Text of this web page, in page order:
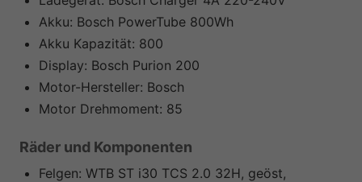
Akku: Bosch PowerTube 800Wh
Akku Kapazität: 800
Display: Bosch Purion 200
Motor-Hersteller: Bosch
Motor Drehmoment: 85
Räder und Komponenten
Felgen: WTB ST i30 TCS 2.0 32H, geöst,